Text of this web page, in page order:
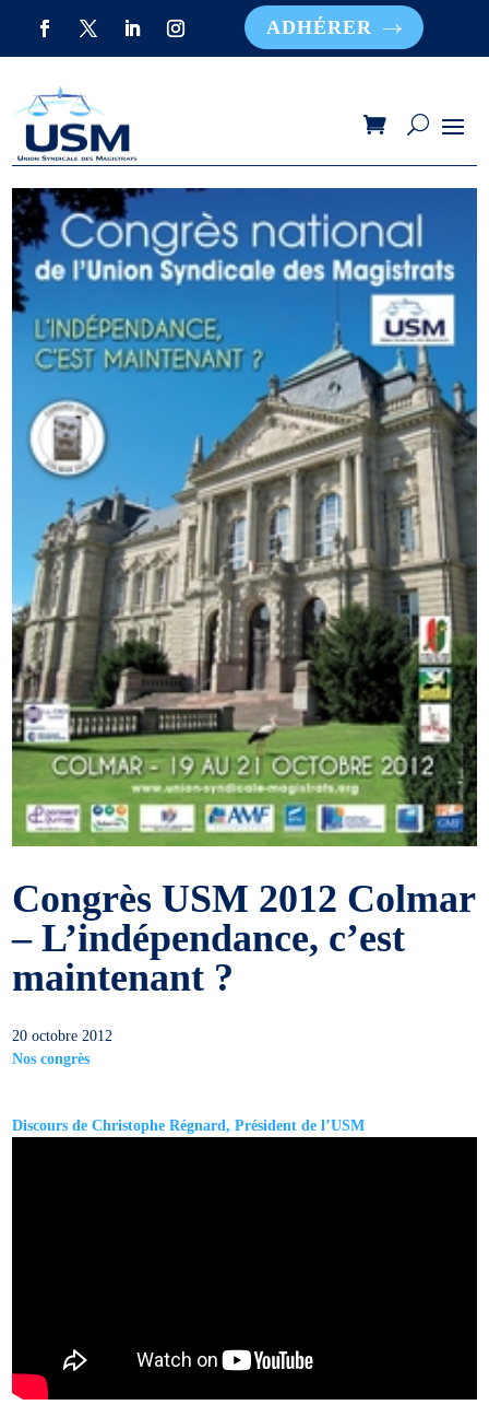
ADHÉRER
Congrès USM 2012 Colmar
– L’indépendance, c’est
maintenant ?
20 octobre 2012
Nos congrès
Discours de Christophe Régnard, Président de l’USM